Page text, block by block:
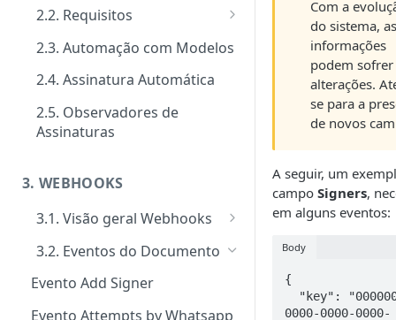
Mensagens de erro
Segurança
Guia de criação: O passo a
passo padrão
Tipos de notificações para os
signatários
das notificações
Notificações
Envelopes
Eventos
Ativação performática: alta
escala e assincronismo
Regras de finalização de
Envelopes
2.2. Requisitos
Tipos de requisitos de
autenticação
2.3. Automação com Modelos
2.4. Assinatura Automática
2.5. Observadores de
Assinaturas
3. WEBHOOKS
3.1. Visão geral Webhooks
Cadastro de Webhooks via APP
Cadastro de Webhooks via API
3.2. Eventos do Documento
Evento Add Signer
Evento Attempts by Whatsapp
Com a
do sistema,
informações
podem sofrer
alterações.
se para a
de novos
A seguir, um
campo Signers,
em alguns eventos:
Body
{
0000-0000-0000-